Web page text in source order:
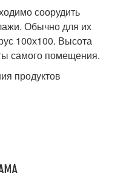
соорудить
Обычно для их
100х100. Высота
самого помещения.
продуктов